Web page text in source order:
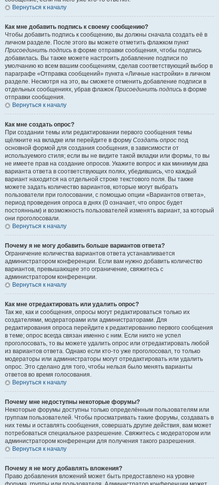
Вернуться к началу
Как мне добавить подпись к своему сообщению?
Чтобы добавить подпись к сообщению, вы должны сначала создать её в
личном разделе. После этого вы можете отметить флажком пункт
Присоединить подпись в форме отправки сообщения, чтобы подпись
добавилась. Вы также можете настроить добавление подписи по
умолчанию ко всем вашим сообщениям, сделав соответствующий выбор в
параграфе «Отправка сообщений» пункта «Личные настройки» в личном
разделе. Несмотря на это, вы сможете отменить добавление подписи в
отдельных сообщениях, убрав флажок Присоединить подпись в форме
отправки сообщения.
Вернуться к началу
Как мне создать опрос?
При создании темы или редактировании первого сообщения темы
щёлкните на вкладке или перейдите в форму Создать опрос под
основной формой для создания сообщения, в зависимости от
используемого стиля; если вы не видите такой вкладки или формы, то вы
не имеете прав на создание опросов. Укажите вопрос и как минимум два
варианта ответа в соответствующих полях, убедившись, что каждый
вариант находится на отдельной строке текстового поля. Вы также
можете задать количество вариантов, которые могут выбрать
пользователи при голосовании, с помощью опции «Вариантов ответа»,
период проведения опроса в днях (0 означает, что опрос будет
постоянным) и возможность пользователей изменять вариант, за который
они проголосовали.
Вернуться к началу
Почему я не могу добавить больше вариантов ответа?
Ограничение количества вариантов ответа устанавливается
администратором конференции. Если вам нужно добавить количество
вариантов, превышающее это ограничение, свяжитесь с
администратором конференции.
Вернуться к началу
Как мне отредактировать или удалить опрос?
Так же, как и сообщения, опросы могут редактироваться только их
создателями, модераторами или администраторами. Для
редактирования опроса перейдите к редактированию первого сообщения
в теме; опрос всегда связан именно с ним. Если никто не успел
проголосовать, то вы можете удалить опрос или отредактировать любой
из вариантов ответа. Однако если кто-то уже проголосовал, то только
модераторы или администраторы могут отредактировать или удалить
опрос. Это сделано для того, чтобы нельзя было менять варианты
ответов во время голосования.
Вернуться к началу
Почему мне недоступны некоторые форумы?
Некоторые форумы доступны только определённым пользователям или
группам пользователей. Чтобы просматривать такие форумы, создавать в
них темы и оставлять сообщения, совершать другие действия, вам может
потребоваться специальное разрешение. Свяжитесь с модератором или
администратором конференции для получения такого разрешения.
Вернуться к началу
Почему я не могу добавлять вложения?
Право добавления вложений может быть предоставлено на уровне